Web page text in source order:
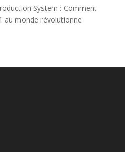
System : Comment
au monde révolutionne